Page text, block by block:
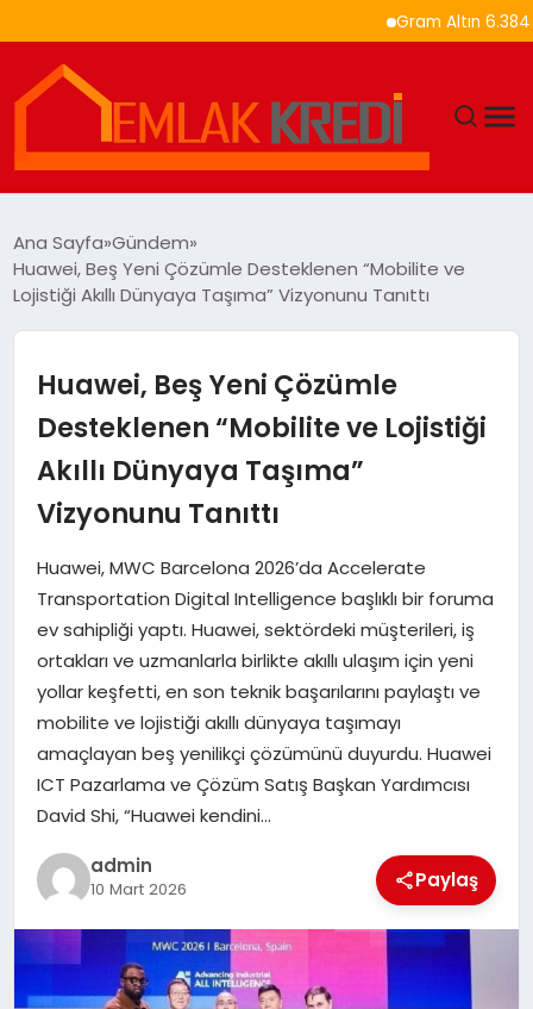
Gram Altın 6.384
EKONOMI
MAGAZIN
SAĞLIK
SIYASET
SPOR
TEKNOLOJI
YAŞAM
Ana Sayfa Gündem
Huawei, Beş Yeni Çözümle Desteklenen “Mobilite ve
Lojistiği Akıllı Dünyaya Taşıma” Vizyonunu Tanıttı
Huawei, Beş Yeni Çözümle
Desteklenen “Mobilite ve Lojistiği
Akıllı Dünyaya Taşıma”
Vizyonunu Tanıttı
Huawei, MWC Barcelona 2026’da Accelerate
Transportation Digital Intelligence başlıklı bir foruma
ev sahipliği yaptı. Huawei, sektördeki müşterileri, iş
ortakları ve uzmanlarla birlikte akıllı ulaşım için yeni
yollar keşfetti, en son teknik başarılarını paylaştı ve
mobilite ve lojistiği akıllı dünyaya taşımayı
amaçlayan beş yenilikçi çözümünü duyurdu. Huawei
ICT Pazarlama ve Çözüm Satış Başkan Yardımcısı
David Shi, “Huawei kendini…
admin
10 Mart 2026 Paylaş